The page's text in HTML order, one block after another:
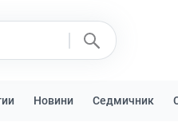
Новини Седмичник